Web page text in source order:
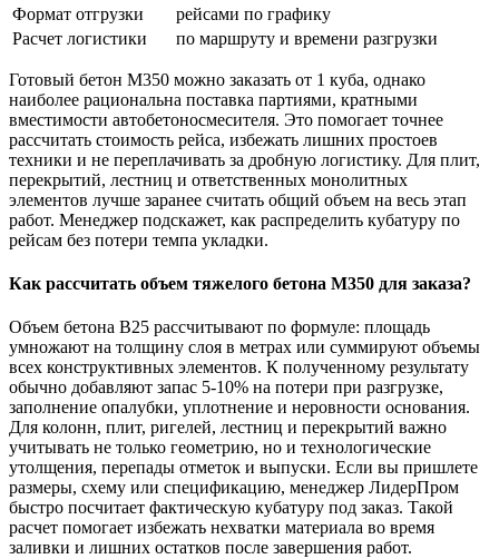
Формат отгрузки
рейсами по графику
Расчет логистики
по маршруту и времени разгрузки
Готовый бетон М350 можно заказать от 1 куба, однако
наиболее рациональна поставка партиями, кратными
вместимости автобетоносмесителя. Это помогает точнее
рассчитать стоимость рейса, избежать лишних простоев
техники и не переплачивать за дробную логистику. Для плит,
перекрытий, лестниц и ответственных монолитных
элементов лучше заранее считать общий объем на весь этап
работ. Менеджер подскажет, как распределить кубатуру по
рейсам без потери темпа укладки.
Как рассчитать объем тяжелого бетона М350 для заказа?
Объем бетона В25 рассчитывают по формуле: площадь
умножают на толщину слоя в метрах или суммируют объемы
всех конструктивных элементов. К полученному результату
обычно добавляют запас 5-10% на потери при разгрузке,
заполнение опалубки, уплотнение и неровности основания.
Для колонн, плит, ригелей, лестниц и перекрытий важно
учитывать не только геометрию, но и технологические
утолщения, перепады отметок и выпуски. Если вы пришлете
размеры, схему или спецификацию, менеджер ЛидерПром
быстро посчитает фактическую кубатуру под заказ. Такой
расчет помогает избежать нехватки материала во время
заливки и лишних остатков после завершения работ.